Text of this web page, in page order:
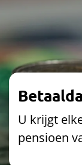
Ik ben met
Uw
Wat als u...
U krijgt
pensioen